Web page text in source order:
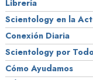
Librería
Scientology en la
Conexión Diaria
Scientology por
Cómo Ayudamos